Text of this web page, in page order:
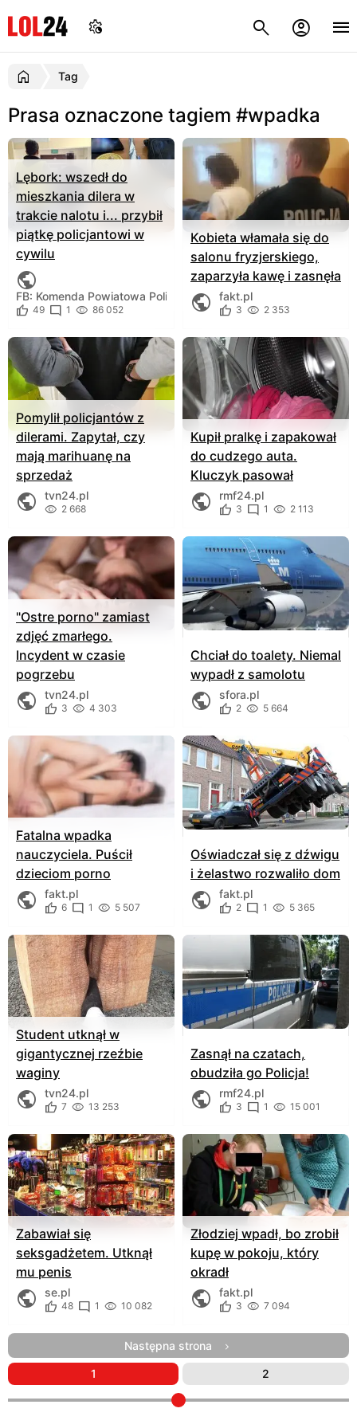
Tag
Prasa oznaczone tagiem #wpadka
Lębork: wszedł do
mieszkania dilera w
trakcie nalotu i... przybił
piątkę policjantowi w
cywilu
FB: Komenda Powiatowa Policji w Lęborku
49 1 86 052
Kobieta włamała się do
salonu fryzjerskiego,
zaparzyła kawę i zasnęła
fakt.pl
3 2 353
Pomylił policjantów z
dilerami. Zapytał, czy
mają marihuanę na
sprzedaż
tvn24.pl
2 668
Kupił pralkę i zapakował
do cudzego auta.
Kluczyk pasował
rmf24.pl
3 1 2 113
"Ostre porno" zamiast
zdjęć zmarłego.
Incydent w czasie
pogrzebu
tvn24.pl
3 4 303
Chciał do toalety. Niemal
wypadł z samolotu
sfora.pl
2 5 664
Fatalna wpadka
nauczyciela. Puścił
dzieciom porno
fakt.pl
6 1 5 507
Oświadczał się z dźwigu
i żelastwo rozwaliło dom
fakt.pl
2 1 5 365
Student utknął w
gigantycznej rzeźbie
waginy
tvn24.pl
7 13 253
Zasnął na czatach,
obudziła go Policja!
rmf24.pl
3 1 15 001
Zabawiał się
seksgadżetem. Utknął
mu penis
se.pl
48 1 10 082
Złodziej wpadł, bo zrobił
kupę w pokoju, który
okradł
fakt.pl
3 7 094
Następna strona
1 2